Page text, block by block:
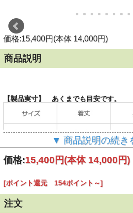
価格:15,400円(本体 14,000円)
商品説明
【製品実寸】 あくまでも目安です。
（単位：cm）
当店の計測方法はこちらをご確認く
▼ 商品説明の続き
価格:15,400円(本体 14,000円)
[ポイント還元 154ポイント～]
注文